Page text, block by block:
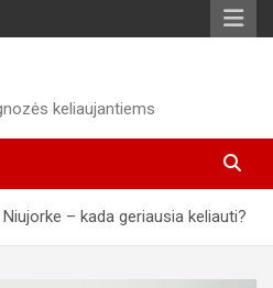
keliaujantiems
Niujorke – kada geriausia keliauti?